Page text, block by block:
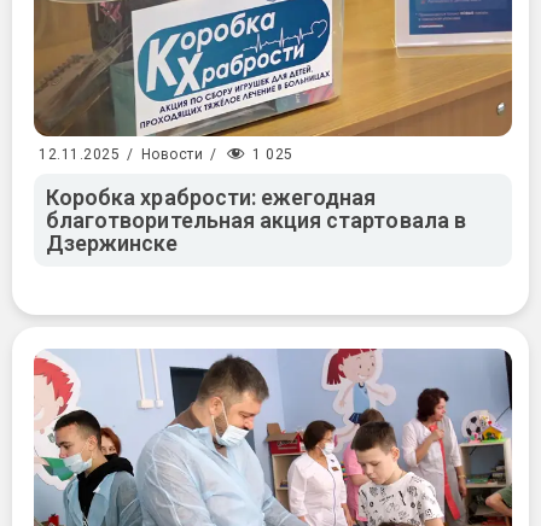
12.11.2025 / Новости / 1 025
Коробка храбрости: ежегодная
благотворительная акция стартовала в
Дзержинске